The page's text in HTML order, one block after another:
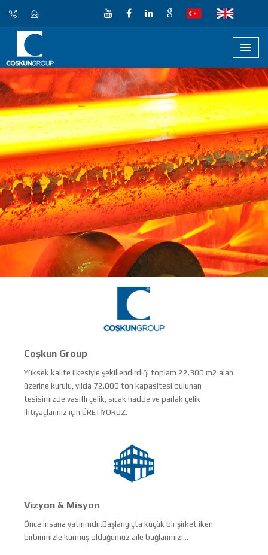
Coşkun Group
Yüksek kalite ilkesiyle şekillendirdiği toplam 22.300 m2 alan
üzerine kurulu, yılda 72.000 ton kapasitesi bulunan
tesisimizde vasıflı çelik, sıcak hadde ve parlak çelik
ihtiyaçlarınız için ÜRETİYORUZ.
Vizyon & Misyon
Önce insana yatırımdır.Başlangıçta küçük bir şirket iken
birbirimizle kurmuş olduğumuz aile bağlarımızı...